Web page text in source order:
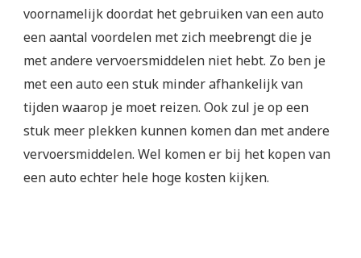
voornamelijk doordat het gebruiken van een auto
een aantal voordelen met zich meebrengt die je
met andere vervoersmiddelen niet hebt. Zo ben je
met een auto een stuk minder afhankelijk van
tijden waarop je moet reizen. Ook zul je op een
stuk meer plekken kunnen komen dan met andere
vervoersmiddelen. Wel komen er bij het kopen van
een auto echter hele hoge kosten kijken.